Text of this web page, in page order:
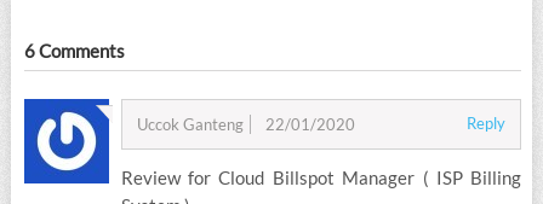
6 Comments
Uccok Ganteng 22/01/2020 Reply
Review for Cloud Billspot Manager ( ISP Billing